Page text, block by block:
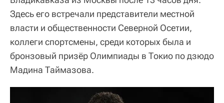
Здесь его встречали представители местной
власти и общественности Северной Осетии,
коллеги спортсмены, среди которых была и
бронзовый призёр Олимпиады в Токио по дзюдо
Мадина Таймазова.